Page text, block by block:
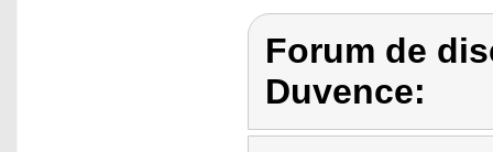
Forum de
Duvence: